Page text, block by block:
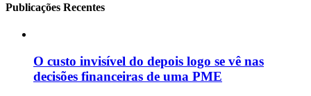
Publicações Recentes
O custo invisível do depois logo se vê nas
decisões financeiras de uma PME